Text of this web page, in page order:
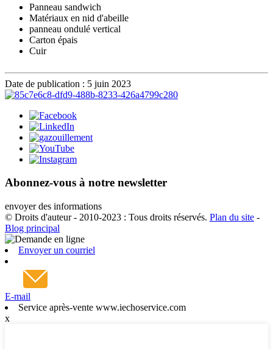
Panneau sandwich
Matériaux en nid d'abeille
panneau ondulé vertical
Carton épais
Cuir
Date de publication : 5 juin 2023
Abonnez-vous à notre newsletter
envoyer des informations
© Droits d'auteur - 2010-2023 : Tous droits réservés. Plan du site -
Blog principal
Envoyer un courriel
E-mail
Service après-vente www.iechoservice.com
x